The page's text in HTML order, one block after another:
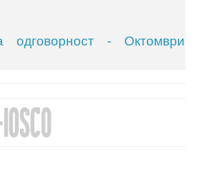
одговорност - Октомври